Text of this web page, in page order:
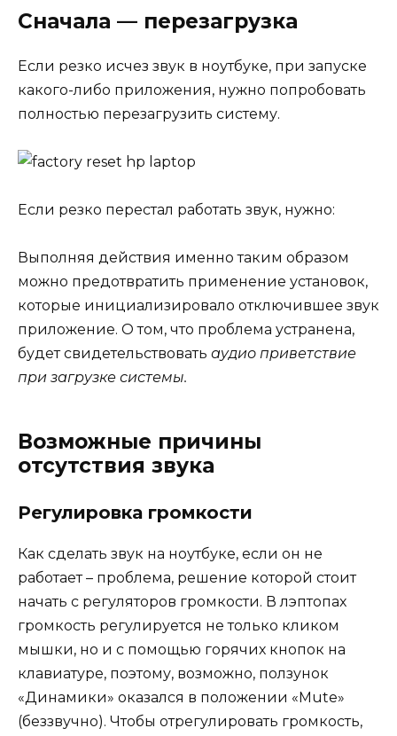
Сначала — перезагрузка
Если резко исчез звук в ноутбуке, при запуске
какого-либо приложения, нужно попробовать
полностью перезагрузить систему.
Если резко перестал работать звук, нужно:
Выполняя действия именно таким образом
можно предотвратить применение установок,
которые инициализировало отключившее звук
приложение. О том, что проблема устранена,
будет свидетельствовать аудио приветствие
при загрузке системы.
Возможные причины
отсутствия звука
Регулировка громкости
Как сделать звук на ноутбуке, если он не
работает – проблема, решение которой стоит
начать с регуляторов громкости. В лэптопах
громкость регулируется не только кликом
мышки, но и с помощью горячих кнопок на
клавиатуре, поэтому, возможно, ползунок
«Динамики» оказался в положении «Mute»
(беззвучно). Чтобы отрегулировать громкость,